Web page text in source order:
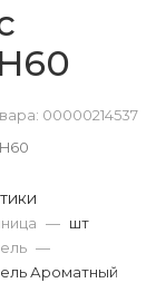
00000214537
— шт
—
Ароматный